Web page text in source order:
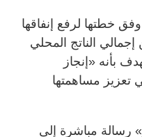
خطتها لرفع إنفاقها
ما يعادل 3.5% من إجمالي الناتج المحلي
الهدف بأنه «إنجاز
تعزيز مساهمتها
رسالة مباشرة إلى